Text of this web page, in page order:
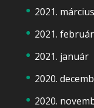
2021. március
2021. február
2021. január
2020.
2020.